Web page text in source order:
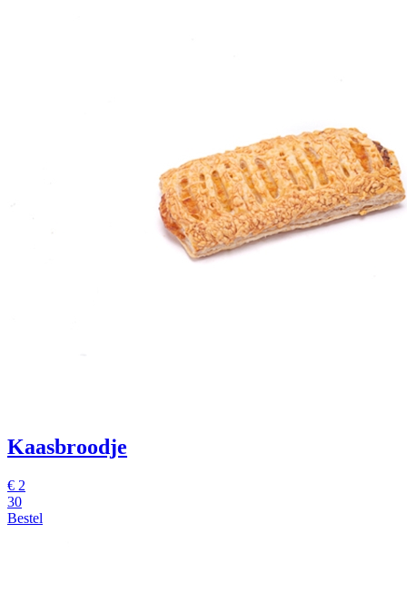
Kaasbroodje
€ 2
30
Bestel